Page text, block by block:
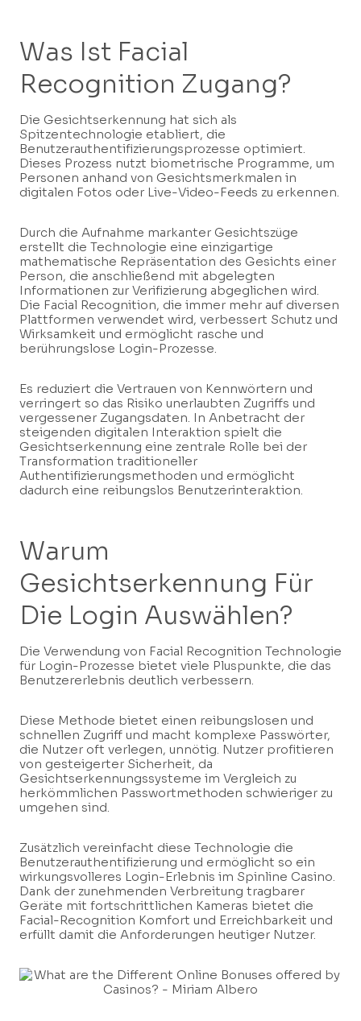
Was Ist Facial
Recognition Zugang?
Die Gesichtserkennung hat sich als
Spitzentechnologie etabliert, die
Benutzerauthentifizierungsprozesse optimiert.
Dieses Prozess nutzt biometrische Programme, um
Personen anhand von Gesichtsmerkmalen in
digitalen Fotos oder Live-Video-Feeds zu erkennen.
Durch die Aufnahme markanter Gesichtszüge
erstellt die Technologie eine einzigartige
mathematische Repräsentation des Gesichts einer
Person, die anschließend mit abgelegten
Informationen zur Verifizierung abgeglichen wird.
Die Facial Recognition, die immer mehr auf diversen
Plattformen verwendet wird, verbessert Schutz und
Wirksamkeit und ermöglicht rasche und
berührungslose Login-Prozesse.
Es reduziert die Vertrauen von Kennwörtern und
verringert so das Risiko unerlaubten Zugriffs und
vergessener Zugangsdaten. In Anbetracht der
steigenden digitalen Interaktion spielt die
Gesichtserkennung eine zentrale Rolle bei der
Transformation traditioneller
Authentifizierungsmethoden und ermöglicht
dadurch eine reibungslos Benutzerinteraktion.
Warum
Gesichtserkennung Für
Die Login Auswählen?
Die Verwendung von Facial Recognition Technologie
für Login-Prozesse bietet viele Pluspunkte, die das
Benutzererlebnis deutlich verbessern.
Diese Methode bietet einen reibungslosen und
schnellen Zugriff und macht komplexe Passwörter,
die Nutzer oft verlegen, unnötig. Nutzer profitieren
von gesteigerter Sicherheit, da
Gesichtserkennungssysteme im Vergleich zu
herkömmlichen Passwortmethoden schwieriger zu
umgehen sind.
Zusätzlich vereinfacht diese Technologie die
Benutzerauthentifizierung und ermöglicht so ein
wirkungsvolleres Login-Erlebnis im Spinline Casino.
Dank der zunehmenden Verbreitung tragbarer
Geräte mit fortschrittlichen Kameras bietet die
Facial-Recognition Komfort und Erreichbarkeit und
erfüllt damit die Anforderungen heutiger Nutzer.